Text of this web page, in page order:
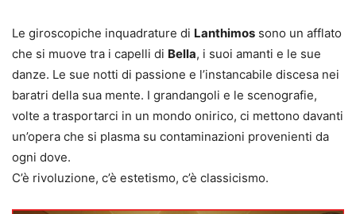
Le giroscopiche inquadrature di Lanthimos sono un afflato
che si muove tra i capelli di Bella, i suoi amanti e le sue
danze. Le sue notti di passione e l’instancabile discesa nei
baratri della sua mente. I grandangoli e le scenografie,
volte a trasportarci in un mondo onirico, ci mettono davanti
un’opera che si plasma su contaminazioni provenienti da
ogni dove.
C’è rivoluzione, c’è estetismo, c’è classicismo.